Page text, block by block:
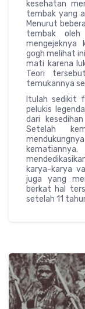
kesehatan
tembak yang
Menurut
tembak
mengejeknya
gogh melihat
mati karena
Teori
temukannya
Itulah sedikit
pelukis
dari
Setelah
karya-karya
juga yang
berkat hal
setelah 11